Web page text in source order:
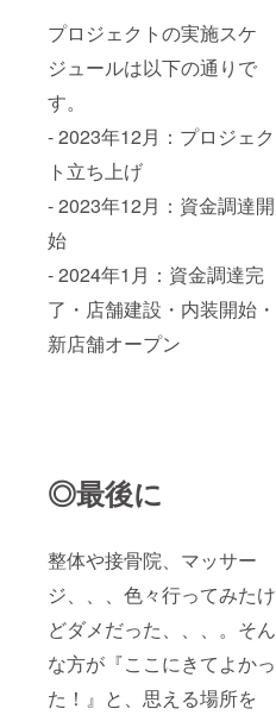
プロジェクトの実施スケ
ジュールは以下の通りで
す。
- 2023年12月：プロジェク
ト立ち上げ
- 2023年12月：資金調達開
始
- 2024年1月：資金調達完
了・店舗建設・内装開始・
新店舗オープン
◎最後に
整体や接骨院、マッサー
ジ、、、色々行ってみたけ
どダメだった、、、。そん
な方が『ここにきてよかっ
た！』と、思える場所を